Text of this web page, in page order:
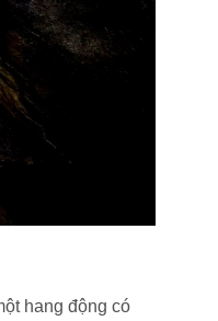
hang động có